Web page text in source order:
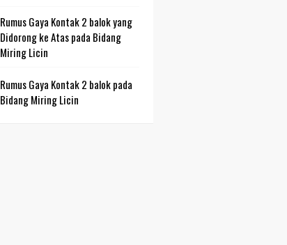
Rumus Gaya Kontak 2 balok yang
Didorong ke Atas pada Bidang
Miring Licin
Rumus Gaya Kontak 2 balok pada
Bidang Miring Licin